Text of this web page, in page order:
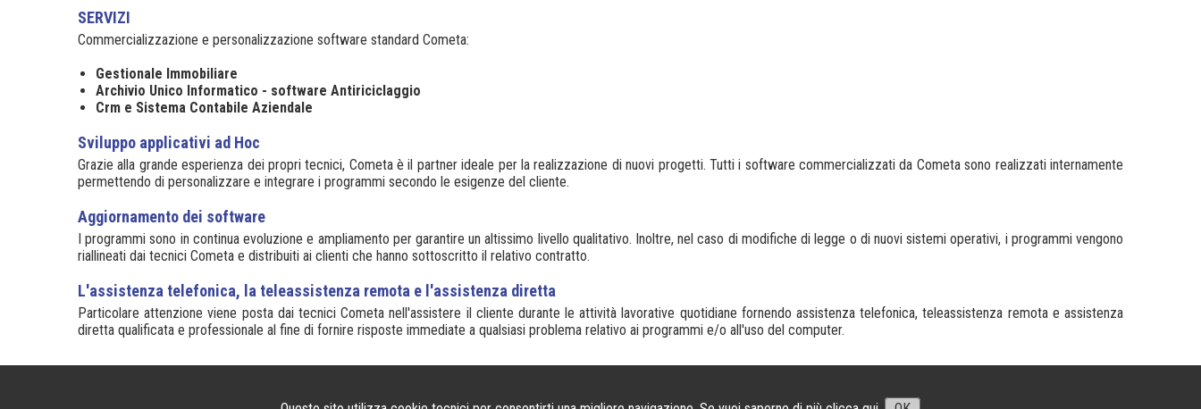
SERVIZI
Commercializzazione e personalizzazione software standard Cometa:
Gestionale Immobiliare
Archivio Unico Informatico - software Antiriciclaggio
Crm e Sistema Contabile Aziendale
Sviluppo applicativi ad Hoc
Grazie alla grande esperienza dei propri tecnici, Cometa è il partner ideale per la realizzazione di nuovi progetti. Tutti i software commercializzati da Cometa sono realizzati internamente
permettendo di personalizzare e integrare i programmi secondo le esigenze del cliente.
Aggiornamento dei software
I programmi sono in continua evoluzione e ampliamento per garantire un altissimo livello qualitativo. Inoltre, nel caso di modifiche di legge o di nuovi sistemi operativi, i programmi vengono
riallineati dai tecnici Cometa e distribuiti ai clienti che hanno sottoscritto il relativo contratto.
L'assistenza telefonica, la teleassistenza remota e l'assistenza diretta
Particolare attenzione viene posta dai tecnici Cometa nell'assistere il cliente durante le attività lavorative quotidiane fornendo assistenza telefonica, teleassistenza remota e assistenza
diretta qualificata e professionale al fine di fornire risposte immediate a qualsiasi problema relativo ai programmi e/o all'uso del computer.
- Corso Milano 26 - 20900 Monza (MB) - Telefono 039.2320134 - P.Iva 02689690960 - Cap. Soc. 10.400,00 i.v. - REA MB 1534048 -Privacy Policy